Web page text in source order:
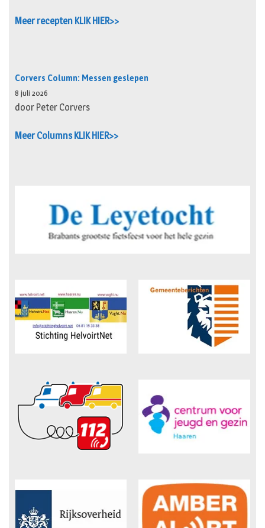
Meer recepten KLIK HIER>>
Corvers Column: Messen geslepen
8 juli 2026
door Peter Corvers
Meer Columns KLIK HIER>>